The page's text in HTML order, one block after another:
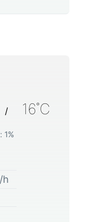
/ 16˚C
1%
h